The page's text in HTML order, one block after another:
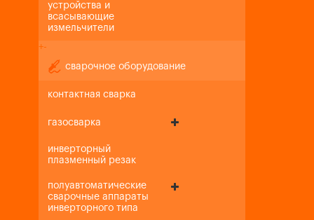
устройства и
всасывающие
измельчители
+-
сварочное оборудование
контактная сварка
газосварка
инверторный
плазменный резак
полуавтоматические
сварочные аппараты
инверторного типа